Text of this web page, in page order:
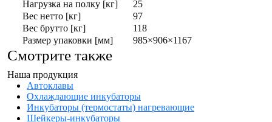
Нагрузка на полку [кг]
25
Вес нетто [кг]
97
Вес брутто [кг]
118
Размер упаковки [мм]
985×906×1167
Смотрите также
Наша продукция
Автоклавы
Охлаждающие инкубаторы
Инкубаторы (термостаты) нагревающие
Шейкеры-инкубаторы